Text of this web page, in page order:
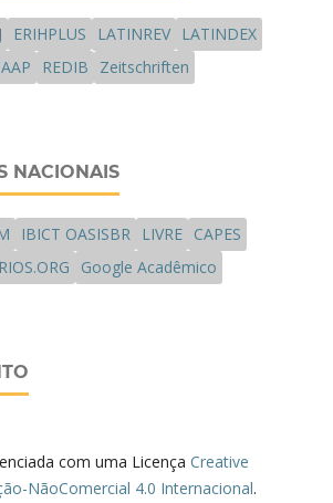
ERIHPLUS LATINREV
LATINDEX
REDIB Zeitschriften
NACIONAIS
IBICT OASISBR LIVRE
CAPES
Google Acadêmico
com uma Licença Creative
NãoComercial 4.0 Internacional.